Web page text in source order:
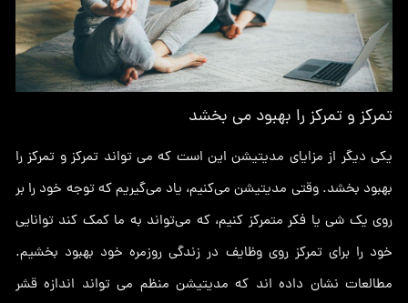
تمرکز و تمرکز را بهبود می بخشد
یکی دیگر از مزایای مدیتیشن این است که می تواند تمرکز و تمرکز را
بهبود بخشد. وقتی مدیتیشن می‌کنیم، یاد می‌گیریم که توجه خود را بر
روی یک شی یا فکر متمرکز کنیم، که می‌تواند به ما کمک کند توانایی
خود را برای تمرکز روی وظایف در زندگی روزمره خود بهبود بخشیم.
مطالعات نشان داده اند که مدیتیشن منظم می تواند اندازه قشر